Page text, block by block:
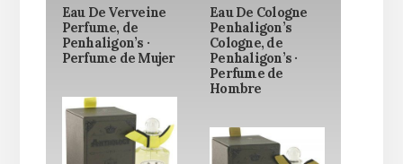
Eau De Verveine
Perfume, de
Penhaligon’s ·
Perfume de Mujer
Eau De Cologne
Penhaligon’s
Cologne, de
Penhaligon’s ·
Perfume de
Hombre